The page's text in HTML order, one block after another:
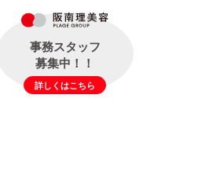
事務スタッフ
募集中！！
詳しくはこちら